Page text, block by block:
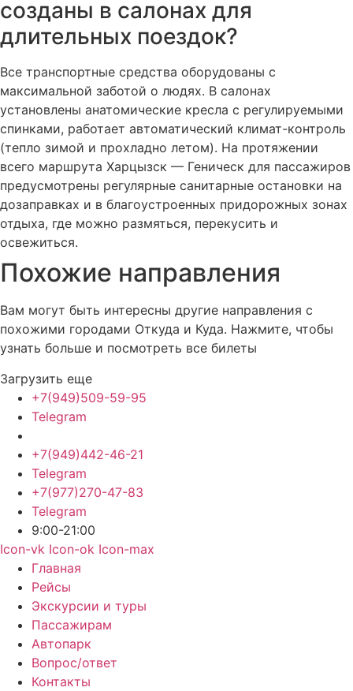
созданы в салонах для
длительных поездок?
Все транспортные средства оборудованы с
максимальной заботой о людях. В салонах
установлены анатомические кресла с регулируемыми
спинками, работает автоматический климат-контроль
(тепло зимой и прохладно летом). На протяжении
всего маршрута Харцызск — Геническ для пассажиров
предусмотрены регулярные санитарные остановки на
дозаправках и в благоустроенных придорожных зонах
отдыха, где можно размяться, перекусить и
освежиться.
Похожие направления
Вам могут быть интересны другие направления с
похожими городами Откуда и Куда. Нажмите, чтобы
узнать больше и посмотреть все билеты
Загрузить еще
+7(949)509-59-95
Telegram
+7(949)442-46-21
Telegram
+7(977)270-47-83
Telegram
9:00-21:00
Icon-vk Icon-ok Icon-max
Главная
Рейсы
Экскурсии и туры
Пассажирам
Автопарк
Вопрос/ответ
Контакты